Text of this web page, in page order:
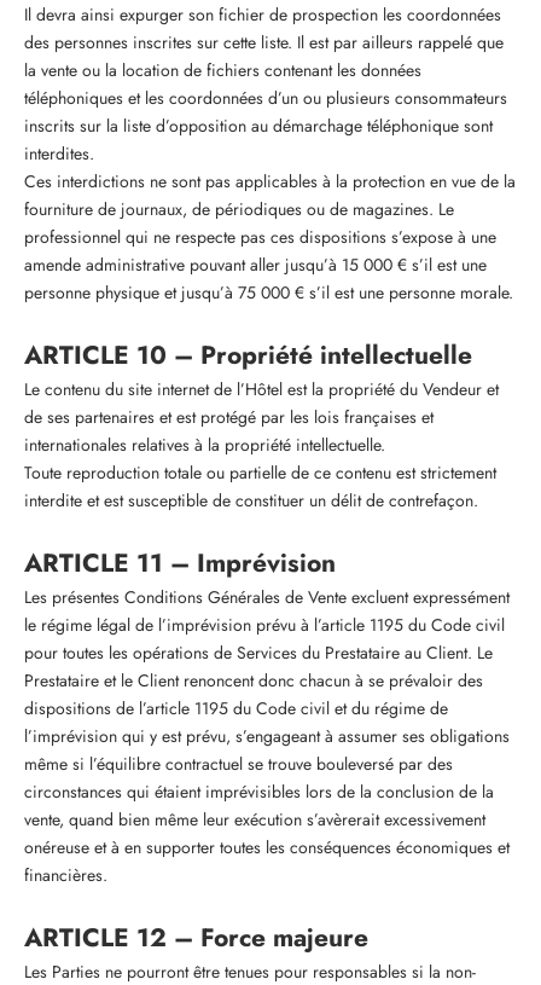
Il devra ainsi expurger son fichier de prospection les coordonnées
des personnes inscrites sur cette liste. Il est par ailleurs rappelé que
la vente ou la location de fichiers contenant les données
téléphoniques et les coordonnées d’un ou plusieurs consommateurs
inscrits sur la liste d’opposition au démarchage téléphonique sont
interdites.
Ces interdictions ne sont pas applicables à la protection en vue de la
fourniture de journaux, de périodiques ou de magazines. Le
professionnel qui ne respecte pas ces dispositions s’expose à une
amende administrative pouvant aller jusqu’à 15 000 € s’il est une
personne physique et jusqu’à 75 000 € s’il est une personne morale.
ARTICLE 10 – Propriété intellectuelle
Le contenu du site internet de l’Hôtel est la propriété du Vendeur et
de ses partenaires et est protégé par les lois françaises et
internationales relatives à la propriété intellectuelle.
Toute reproduction totale ou partielle de ce contenu est strictement
interdite et est susceptible de constituer un délit de contrefaçon.
ARTICLE 11 – Imprévision
Les présentes Conditions Générales de Vente excluent expressément
le régime légal de l’imprévision prévu à l’article 1195 du Code civil
pour toutes les opérations de Services du Prestataire au Client. Le
Prestataire et le Client renoncent donc chacun à se prévaloir des
dispositions de l’article 1195 du Code civil et du régime de
l’imprévision qui y est prévu, s’engageant à assumer ses obligations
même si l’équilibre contractuel se trouve bouleversé par des
circonstances qui étaient imprévisibles lors de la conclusion de la
vente, quand bien même leur exécution s’avèrerait excessivement
onéreuse et à en supporter toutes les conséquences économiques et
financières.
ARTICLE 12 – Force majeure
Les Parties ne pourront être tenues pour responsables si la non-